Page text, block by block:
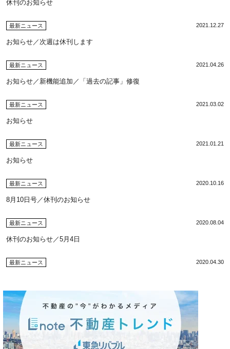
休刊のお知らせ
最新ニュース 2021.12.27
お知らせ／次週は休刊します
最新ニュース 2021.04.26
お知らせ／新機能追加／「過去の記事」修復
最新ニュース 2021.03.02
お知らせ
最新ニュース 2021.01.21
お知らせ
最新ニュース 2020.10.16
8月10日号／休刊のお知らせ
最新ニュース 2020.08.04
休刊のお知らせ／5月4日
最新ニュース 2020.04.30